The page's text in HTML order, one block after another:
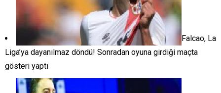
Falcao, La
Liga’ya dayanılmaz döndü! Sonradan oyuna girdiği maçta
gösteri yaptı